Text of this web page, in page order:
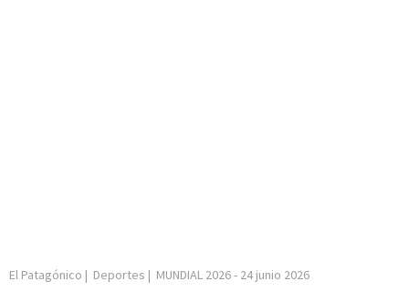
El Patagónico | Deportes | MUNDIAL 2026- 24 junio 2026